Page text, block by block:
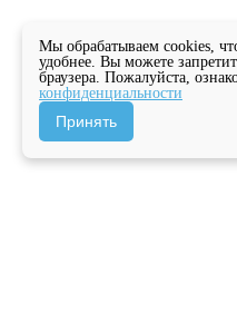
Мы обрабатываем cookies,
удобнее. Вы можете
браузера. Пожалуйста,
конфиденциальности
Принять